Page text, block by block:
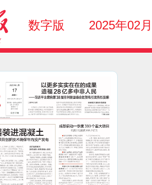
数字版 2025年02